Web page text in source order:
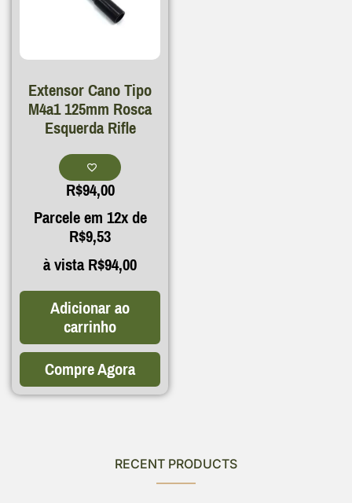
Extensor Cano Tipo
M4a1 125mm Rosca
Esquerda Rifle
R$94,00
Parcele em 12x de
R$9,53
à vistaR$94,00
Adicionar ao
carrinho
Compre Agora
RECENT PRODUCTS